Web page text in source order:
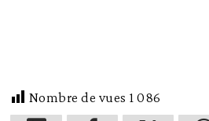
Nombre de vues 1 086